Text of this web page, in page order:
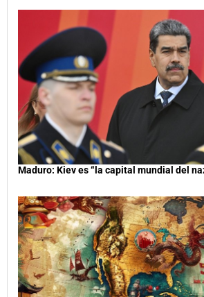
Maduro: Kiev es “la capital mundial del